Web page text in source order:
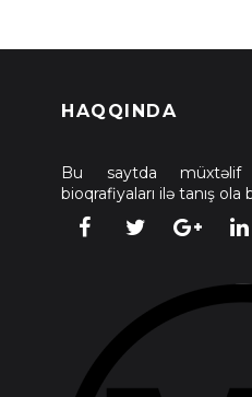
HAQQINDA
Bu saytda müxtəlif
bioqrafiyaları ilə tanış ola